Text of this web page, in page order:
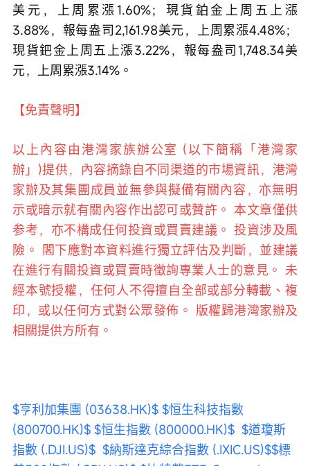
美元，上周累漲1.60%；現貨鉑金上周五上漲
3.88%，報每盎司2,161.98美元，上周累漲4.48%；
現貨鈀金上周五上漲3.22%，報每盎司1,748.34美
元，上周累漲3.14%。
【免責聲明】
以上內容由港灣家族辦公室 (以下簡稱「港灣家
辦」)提供，內容摘錄自不同渠道的市場資訊，港灣
家辦及其集團成員並無參與擬備有關內容，亦無明
示或暗示就有關內容作出認可或贊許。 本文章僅供
参考，亦不構成任何投資或買賣建議。 投資涉及風
險。 閣下應對本資料進行獨立評估及判斷，並建議
在進行有關投資或買賣時徵詢專業人士的意見。 未
經本號授權，任何人不得擅自全部或部分轉載、複
印，或以任何方式對公眾發佈。 版權歸港灣家辦及
相關提供方所有。
$亨利加集團 (03638.HK)$ $恒生科技指數
(800700.HK)$ $恒生指數 (800000.HK)$ $道瓊斯
指數 (.DJI.US)$ $納斯達克綜合指數 (.IXIC.US)$$標